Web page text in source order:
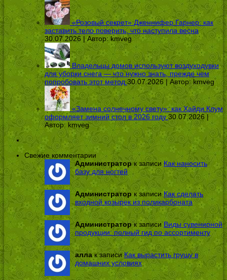
«Розовый секрет» Дженнифер Гарнер: как
заставить тело поверить, что наступила весна
30.07.2026 | Автор: kmveg
Владельцы домов используют воздуходувки
для уборки снега — что нужно знать, прежде чем
попробовать этот метод 30.07.2026 | Автор:kmveg
«Замена солнечному свету»: как Хайди Клум
оформляет зимний стол в 2026 году 30.07.2026 |
Автор: kmveg
Свежие комментарии
Администраторк записиКак наносить
базу для ногтей
Администраторк записиКак сделать
входной козырек из поликарбоната
Администраторк записиВиды сувенирной
продукции: полный гид по ассортименту
аллак записиКак вырастить грушу в
домашних условиях